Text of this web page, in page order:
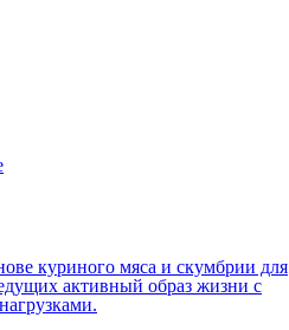
куриного мяса и скумбрии для
активный образ жизни с